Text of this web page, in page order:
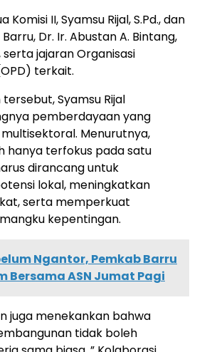
II, Syamsu Rijal, S.Pd., dan
Dr. Ir. Abustan A. Bintang,
serta jajaran Organisasi
terkait.
Syamsu Rijal
pemberdayaan yang
Menurutnya,
hanya terfokus pada satu
dirancang untuk
lokal, meningkatkan
serta memperkuat
kepentingan.
Ngantor, Pemkab Barru
Bersama ASN Jumat Pagi
juga menekankan bahwa
tidak boleh